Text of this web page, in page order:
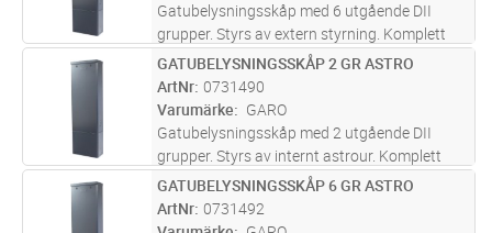
mer
Gatubelysningsskåp med 6 utgående DII
grupper. Styrs av extern styrning. Komplett
gatubelysningsskåp för 6 utgående grupper
utrustat med trätavla för mätare av
förbrukning. Belysningen aktiveras anti
mer
ST Lägg i kundvagn
GATUBELYSNINGSSKÅP 2 GR ASTRO
ArtNr 0731490
Varumärke
GARO
Gatubelysningsskåp med 2 utgående DII
grupper. Styrs av internt astrour. Komplett
gatubelysningsskåp för 2 utgående grupper
utrustat med trätavla för mätare av
förbrukning. Belysningen aktiveras via
ST Lägg i kundvagn
GATUBELYSNINGSSKÅP 6 GR ASTRO
ArtNr 0731492